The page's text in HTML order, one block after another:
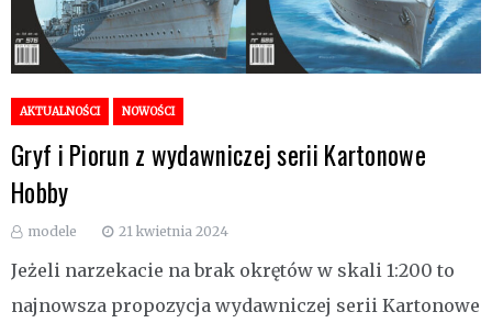
AKTUALNOŚCI NOWOŚCI
Gryf i Piorun z wydawniczej serii Kartonowe
Hobby
modele 21 kwietnia 2024
Jeżeli narzekacie na brak okrętów w skali 1:200 to
najnowsza propozycja wydawniczej serii Kartonowe